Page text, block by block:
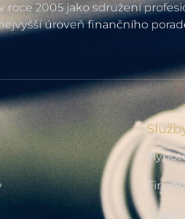
roce 2005 jako sdružení
úroveň finančního